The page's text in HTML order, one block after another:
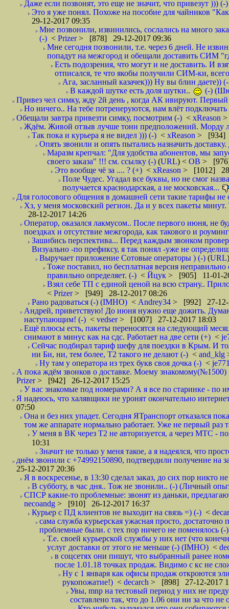
Даже если позвонят, это еще не значит, что привезут ))) (-)
Это я уже понял. Похоже на пособие для чайников
29-12-2017 09:35
Мне позвонили, извинились, сослались на много
(-) < Prizer> [878] 29-12-2017 09:36
Мне сегодня позвонили, т.е. через 6 дней. Не
попадут на межгород и обещали доставить СИМ
Есть подозрения, что могут и не доставить. И
отписался, те что якобы получили СИМ-ки,
Ага, засланный казачек))) Ну вы блин даете))
В каждой шутке есть доля шутки..
(-)
Привез чел симку, жду 2й день , когда АК ивируют. Первый
Но ничего.. На тебе потренеруются, нам влёт подключать
Обещали завтра привезти симку, посмотрим (-) < xReason
Ждём. Живой отзыв лучше тонн предположений. Морду
Так пока и курьера я не видел ))) (-) < xReason > [934]
Опять звонили и опять пытались назначить
Маразм крепчал: "Для удобства абонентов, мы
своего заказа" !!! см. ссылку (-) (URL) < ОВ >
Это вообще чё за .... ? (+) < xReason > [1012]
Поле Чудес. Угадал все буквы, но не смог
получается краснодарская, а не московская...
Для голосового общения в домашней сети такие тарифы не
Хз, у меня московский регион. Да и у всех пакеты
28-12-2017 14:26
Оператор, оказался лакмусом.. После первого июня, не
поездках и отсутствие межгорода, как такового и
Зашибись перспектива... Перед каждым звонком
Визуально -по префиксу, я так понял -уже не
Выручает приложение Сотовые операторы ) (-) (URL
Тоже поставил, но бесплатная версия
правильно определяет. (-) < Йцук > [905] 11-01-
Взял себе ТП с единой ценой на всю страну..
< Prizer> [949] 28-12-2017 08:26
Рано радоваться (-) (IMHO) < Andrey34 > [992] 27-12-
Андрей, приветствую! До июня нужно еще дожить.
наступающим! (-) < vedser> [1007] 27-12-2017 18:03
Ещё плюсы есть, пакеты переносятся на следующий
снимают в минус как на сдс. Работает на две сети (+) <
Сейчас подбирал тариф шефу для поездки в Крым. И
ни Би, ни, тем более, Т2 такого не делают (-) < and_klg
Ну там у оператора из трех букв своя дочка (-) <
А пока ждём звонков о доставке. Моему знакомому(№1500)
Prizer> [942] 26-12-2017 15:25
У вас знакомые под номерами? А я все по старинке - по
Я надеюсь, что халявщики не уронят окончательно
07:50
Она и без них упадет. Сегодня ЯТранспорт отказался
том же аппарате нормально работает. Уже не первый раз
У меня в ВК через Т2 не авторизуется, а через МТС -
10:31
Значит не только у меня такое, а я надеялся, что
днём звонили с +74992150890, подтвердили получение на
25-12-2017 20:36
Я в воскресенье, в 13:30 сделал заказ, до сих пор никто
В субботу, в час дня.. Тож не звонили.. (-) (Личный
СПСР какие-то проблемные: звонят из даньки,
necoandg > [910] 26-12-2017 16:37
Курьер с ПД клиентов не выходит на связь =) (-) <
сама служба курьерская ужасная просто,
проблемные были. с тех пор ничего не поменялось (-)
Т.е. своей курьерской службы у них нет (что
услуг доставки от этого не меньше (-) (IMHO) <
в соцсетях они пишут, что выбранный ранее
после 1.01.18 точках продаж. Видимо с кс не
Ну с 1 января как офисы продаж откроются
рукопожатие!) < decarch > [898] 27-12-2017
Увы, mnp на тестовый период у них не
составлено так, что до 1.06 они ни за что не